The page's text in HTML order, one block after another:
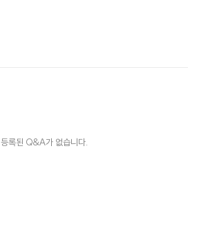
등록된 Q&A가 없습니다.